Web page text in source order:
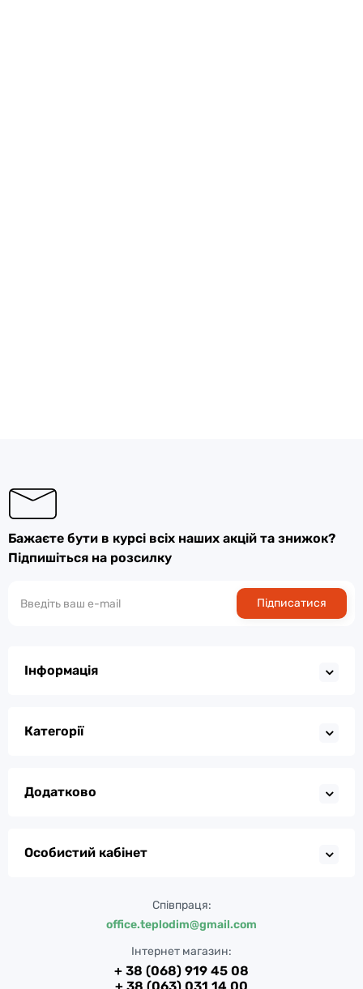
Бажаєте бути в курсі всіх наших акцій та знижок?
Підпишіться на розсилку
Підписатися
Інформація
Категорії
Додатково
Особистий кабінет
Співпраця:
office.teplodim@gmail.com
Інтернет магазин:
+ 38 (068) 919 45 08